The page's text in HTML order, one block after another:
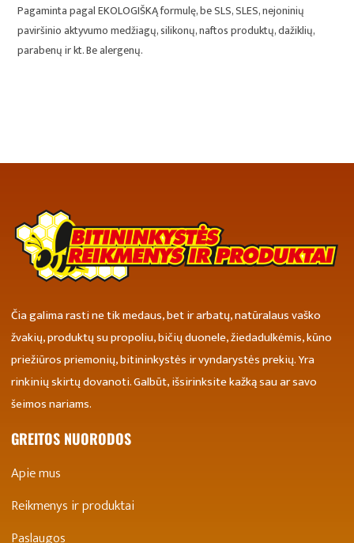
Pagaminta pagal EKOLOGIŠKĄ formulę, be SLS, SLES, nejoninių
paviršinio aktyvumo medžiagų, silikonų, naftos produktų, dažiklių,
parabenų ir kt. Be alergenų.
Čia galima rasti ne tik medaus, bet ir arbatų, natūralaus vaško
žvakių, produktų su propoliu, bičių duonele, žiedadulkėmis, kūno
priežiūros priemonių, bitininkystės ir vyndarystės prekių. Yra
rinkinių skirtų dovanoti. Galbūt, išsirinksite kažką sau ar savo
šeimos nariams.
GREITOS NUORODOS
Apie mus
Reikmenys ir produktai
Paslaugos